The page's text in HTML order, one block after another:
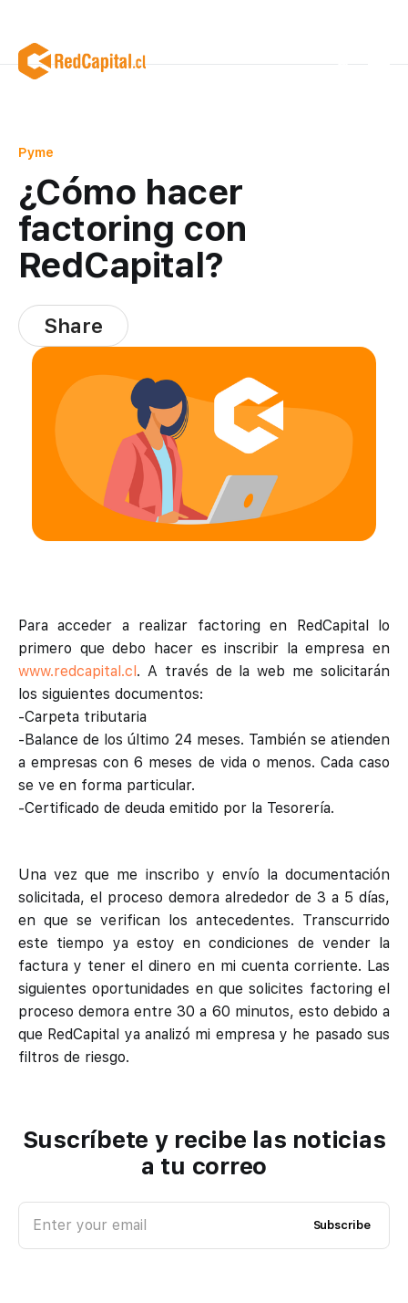
Pyme
¿Cómo hacer
factoring con
RedCapital?
Share
Para acceder a realizar factoring en RedCapital lo
primero que debo hacer es inscribir la empresa en
www.redcapital.cl . A través de la web me solicitarán
los siguientes documentos:
-Carpeta tributaria
-Balance de los último 24 meses. También se atienden
a empresas con 6 meses de vida o menos. Cada caso
se ve en forma particular.
-Certificado de deuda emitido por la Tesorería.
Una vez que me inscribo y envío la documentación
solicitada, el proceso demora alrededor de 3 a 5 días,
en que se verifican los antecedentes. Transcurrido
este tiempo ya estoy en condiciones de vender la
factura y tener el dinero en mi cuenta corriente. Las
siguientes oportunidades en que solicites factoring el
proceso demora entre 30 a 60 minutos, esto debido a
que RedCapital ya analizó mi empresa y he pasado sus
filtros de riesgo.
Suscríbete y recibe las noticias
a tu correo
Enter your email Subscribe